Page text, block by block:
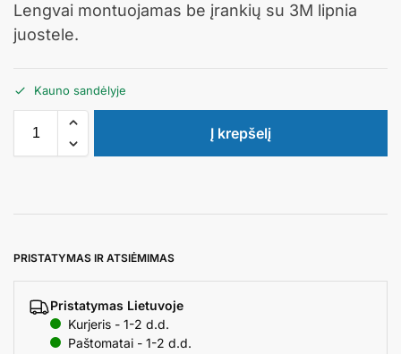
Lengvai montuojamas be įrankių su 3M lipnia
juostele.
Kauno sandėlyje
Į krepšelį
PRISTATYMAS IR ATSIĖMIMAS
Pristatymas Lietuvoje
Kurjeris - 1-2 d.d.
Paštomatai - 1-2 d.d.